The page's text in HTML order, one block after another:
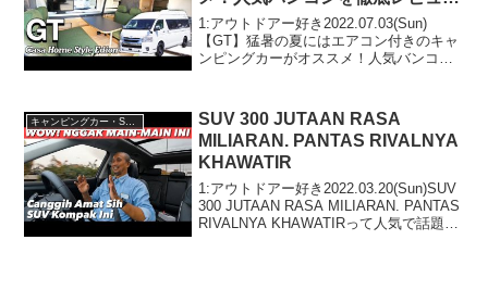
ー！【トイファクトリー】
1:アウトドアー好き2022.07.03(Sun)
【GT】猛暑の夏にはエアコン付きのキャ
ンピングカーがオススメ！人気バンコン
で！！2:アウトドアー好き2022.07.03...
キャンピングカー・SUV人気車種
SUV 300 JUTAAN RASA
MILIARAN. PANTAS RIVALNYA
KHAWATIR
1:アウトドアー好き2022.03.20(Sun)SUV
300 JUTAAN RASA MILIARAN. PANTAS
RIVALNYA KHAWATIRって人気で話題ら